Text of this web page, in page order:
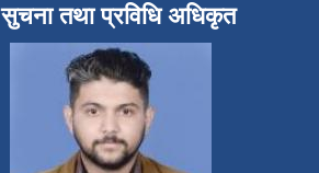
सुचना तथा प्रविधि अधिकृत